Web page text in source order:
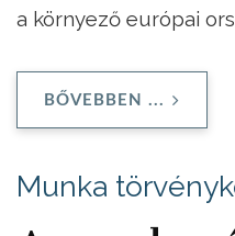
a környező európai
BŐVEBBEN ...
Munka